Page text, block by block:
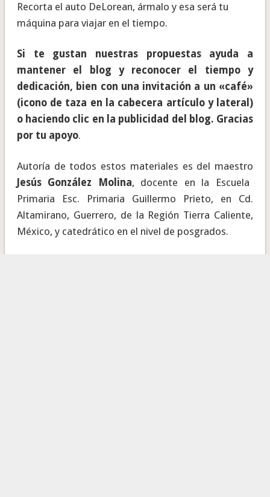
Recorta el auto DeLorean, ármalo y esa será tu
máquina para viajar en el tiempo.
Si te gustan nuestras propuestas ayuda a
mantener el blog y reconocer el tiempo y
dedicación, bien con una invitación a un «café»
(icono de taza en la cabecera artículo y lateral)
o haciendo clic en la publicidad del blog. Gracias
por tu apoyo.
Autoría de todos estos materiales es del maestro
Jesús González Molina, docente en la Escuela
Primaria Esc. Primaria Guillermo Prieto, en Cd.
Altamirano, Guerrero, de la Región Tierra Caliente,
México, y catedrático en el nivel de posgrados.